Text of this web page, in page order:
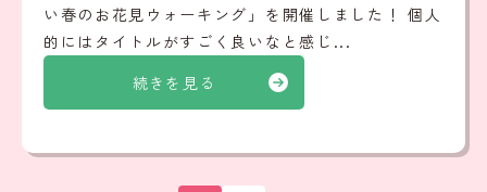
続きを見る
い春のお花見ウォーキング」を開催しました！ 個人
的にはタイトルがすごく良いなと感じ...